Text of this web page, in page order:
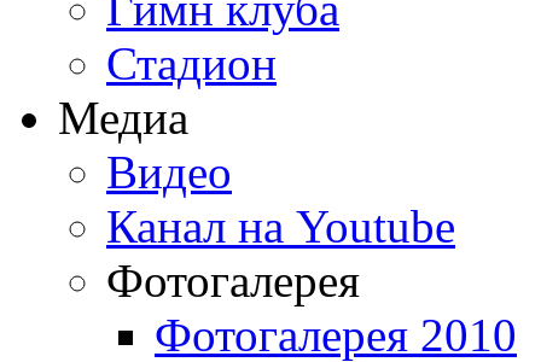
Стадион
Медиа
Видео
Канал на Youtube
Фотогалерея
Фотогалерея 2010